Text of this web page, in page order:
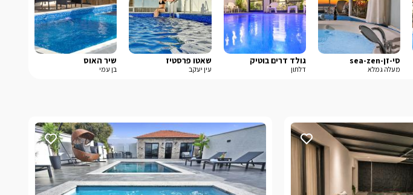
סי-זן-sea-zen
מעלה גמלא
גולד דרים בוטיק
דלתון
שאטו פרסטיז
עין יעקב
שיר האוס
בן עמי